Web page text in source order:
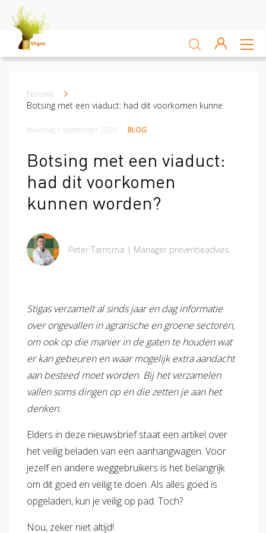
Kennisbank
Sectoren
Akkerbouw en vollegrondsteelt Bloembollenteelt en
Veiligheid
Risico Inventarisatie & Evaluatie (RIE)
Verzuim
Vitaliteit
Vitaliteitsscan Vertrouwenspersoon
Actueel
Nieuwsbrief Publicaties
Over Stigas
Onze diensten
3V's van Stigas Aan de slag met Vitaliteit
Sluiten
Kruimelpad
Nieuws
Botsing met een viaduct: had dit voorkomen kunnen worden?
Maandag 1 september 2025 BLOG
Botsing met een viaduct:
had dit voorkomen
kunnen worden?
Peter Tamsma Manager preventieadvies
Stigas verzamelt al sinds jaar en dag informatie
over ongevallen in agrarische en groene sectoren,
om ook op die manier in de gaten te houden wat
er kan gebeuren en waar mogelijk extra aandacht
aan besteed moet worden. Bij het verzamelen
vallen soms dingen op en die zetten je aan het
denken.
Elders in deze nieuwsbrief staat een artikel over
het veilig beladen van een aanhangwagen. Voor
jezelf en andere weggebruikers is het belangrijk
om dit goed en veilig te doen. Als alles goed is
opgeladen, kun je veilig op pad. Toch?
Nou, zeker niet altijd!